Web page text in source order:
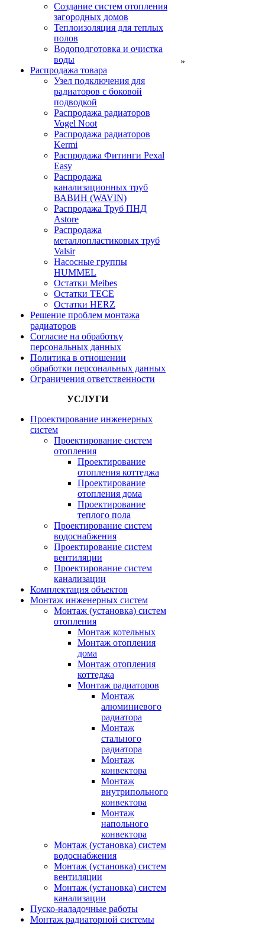
Создание систем отопления
загородных домов
Теплоизоляция для теплых
полов
Водоподготовка и очистка
воды
Распродажа товара
Узел подключения для
радиаторов с боковой
подводкой
Распродажа радиаторов
Vogel Noot
Распродажа радиаторов
Kermi
Распродажа Фитинги Pexal
Easy
Распродажа
канализационных труб
ВАВИН (WAVIN)
Распродажа Труб ПНД
Astore
Распродажа
металлопластиковых труб
Valsir
Насосные группы
HUMMEL
Остатки Meibes
Остатки ТЕСЕ
Остатки HERZ
Решение проблем монтажа
радиаторов
Согласие на обработку
персональных данных
Политика в отношении
обработки персональных данных
Ограничения ответственности
УСЛУГИ
Проектирование инженерных
систем
Проектирование систем
отопления
Проектирование
отопления коттеджа
Проектирование
отопления дома
Проектирование
теплого пола
Проектирование систем
водоснабжения
Проектирование систем
вентиляции
Проектирование систем
канализации
Комплектация объектов
Монтаж инженерных систем
Монтаж (установка) систем
отопления
Монтаж котельных
Монтаж отопления
дома
Монтаж отопления
коттеджа
Монтаж радиаторов
Монтаж
алюминиевого
радиатора
Монтаж
стального
радиатора
Монтаж
конвектора
Монтаж
внутрипольного
конвектора
Монтаж
напольного
конвектора
Монтаж (установка) систем
водоснабжения
Монтаж (установка) систем
вентиляции
Монтаж (установка) систем
канализации
Пуско-наладочные работы
Монтаж радиаторной системы
»